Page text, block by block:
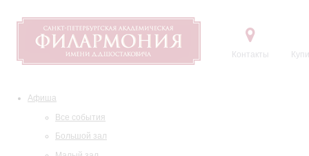
Контакты
Афиша
Все события
Большой зал